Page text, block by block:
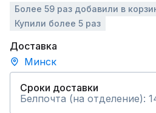
Более 59 раз добавили в
Купили более 5 раз
Доставка
Минск
Сроки доставки
Белпочта (на отделение):